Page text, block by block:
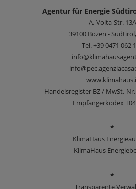
Agentur für Energie
A.-Volta-Str. 13A
39100 Bozen -
Tel.+39 0471 062
Handelsregister BZ / MwSt.-
Empfängerkodex
*
KlimaHaus
KlimaHaus
*
Transparente